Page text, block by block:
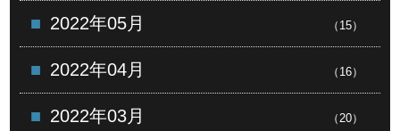
2022年05月 （15）
2022年04月 （16）
2022年03月 （20）